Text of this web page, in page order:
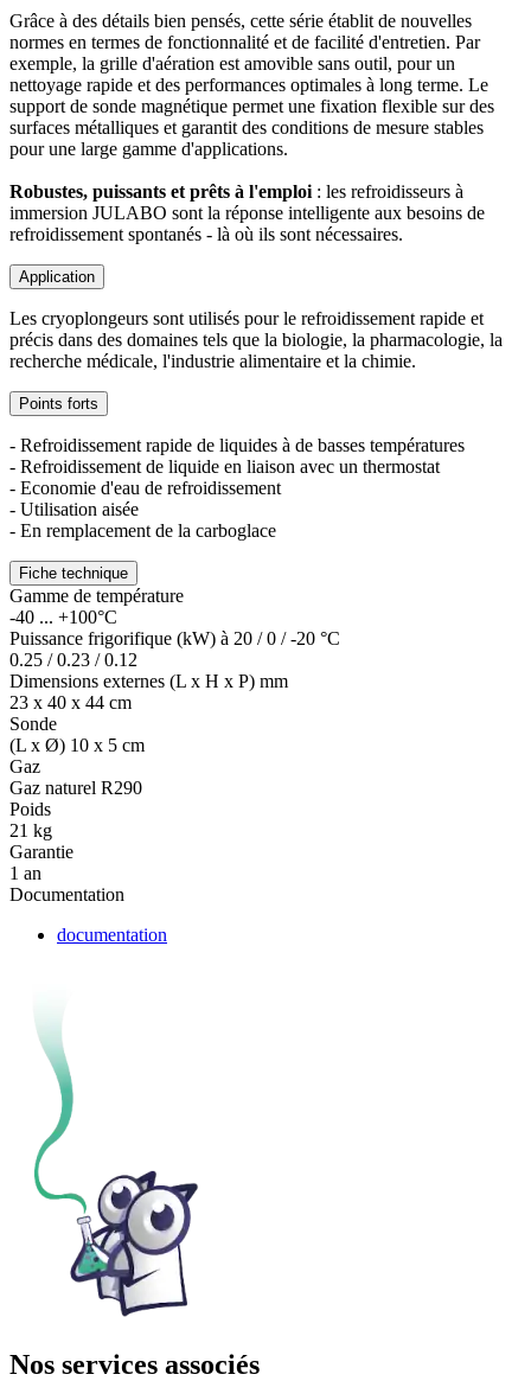
Grâce à des détails bien pensés, cette série établit de nouvelles
normes en termes de fonctionnalité et de facilité d'entretien. Par
exemple, la grille d'aération est amovible sans outil, pour un
nettoyage rapide et des performances optimales à long terme. Le
support de sonde magnétique permet une fixation flexible sur des
surfaces métalliques et garantit des conditions de mesure stables
pour une large gamme d'applications.
Robustes, puissants et prêts à l'emploi : les refroidisseurs à
immersion JULABO sont la réponse intelligente aux besoins de
refroidissement spontanés - là où ils sont nécessaires.
Application
Les cryoplongeurs sont utilisés pour le refroidissement rapide et
précis dans des domaines tels que la biologie, la pharmacologie, la
recherche médicale, l'industrie alimentaire et la chimie.
Points forts
- Refroidissement rapide de liquides à de basses températures
- Refroidissement de liquide en liaison avec un thermostat
- Economie d'eau de refroidissement
- Utilisation aisée
- En remplacement de la carboglace
Fiche technique
Gamme de température
-40 ... +100°C
Puissance frigorifique (kW) à 20 / 0 / -20 °C
0.25 / 0.23 / 0.12
Dimensions externes (L x H x P) mm
23 x 40 x 44 cm
Sonde
(L x Ø) 10 x 5 cm
Gaz
Gaz naturel R290
Poids
21 kg
Garantie
1 an
Documentation
documentation
Nos services associés